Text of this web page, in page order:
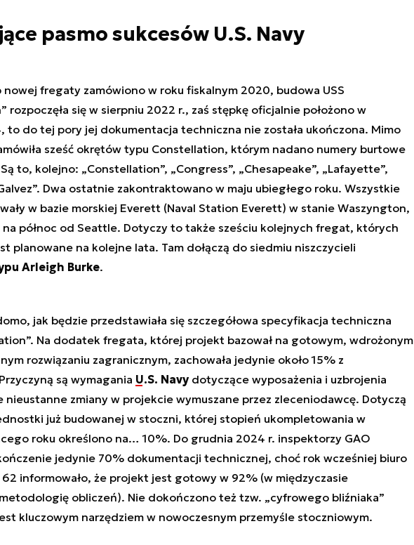
pasmo sukcesów U.S. Navy
fregaty zamówiono w roku fiskalnym 2020, budowa USS
rozpoczęła się w sierpniu 2022 r., zaś stępkę oficjalnie położono w
to do tej pory jej dokumentacja techniczna nie została ukończona. Mimo
sześć okrętów typu Constellation, którym nadano numery burtowe
to, kolejno: „Constellation”, „Congress”, „Chesapeake”, „Lafayette”,
Dwa ostatnie zakontraktowano w maju ubiegłego roku. Wszystkie
w bazie morskiej Everett (Naval Station Everett) w stanie Waszyngton,
na północ od Seattle. Dotyczy to także sześciu kolejnych fregat, których
planowane na kolejne lata. Tam dołączą do siedmiu niszczycieli
Arleigh Burke.
jak będzie przedstawiała się szczegółowa specyfikacja techniczna
Na dodatek fregata, której projekt bazował na gotowym, wdrożonym
rozwiązaniu zagranicznym, zachowała jedynie około 15% z
są wymagania U.S. Navydotyczące wyposażenia i uzbrojenia
nieustanne zmiany w projekcie wymuszane przez zleceniodawcę. Dotyczą
już budowanej w stoczni, której stopień ukompletowania w
roku określono na… 10%. Do grudnia 2024 r. inspektorzy GAO
jedynie 70% dokumentacji technicznej, choć rok wcześniej biuro
62 informowało, że projekt jest gotowy w 92% (w międzyczasie
obliczeń). Nie dokończono też tzw. „cyfrowego bliźniaka”
kluczowym narzędziem w nowoczesnym przemyśle stoczniowym.